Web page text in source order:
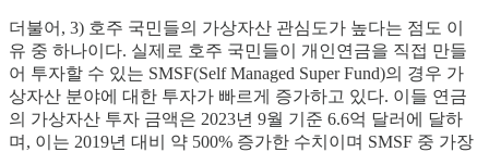
더불어, 3) 호주 국민들의 가상자산 관심도가 높다는 점도 이
유 중 하나이다. 실제로 호주 국민들이 개인연금을 직접 만들
어 투자할 수 있는 SMSF(Self Managed Super Fund)의 경우 가
상자산 분야에 대한 투자가 빠르게 증가하고 있다. 이들 연금
의 가상자산 투자 금액은 2023년 9월 기준 6.6억 달러에 달하
며, 이는 2019년 대비 약 500% 증가한 수치이며 SMSF 중 가장